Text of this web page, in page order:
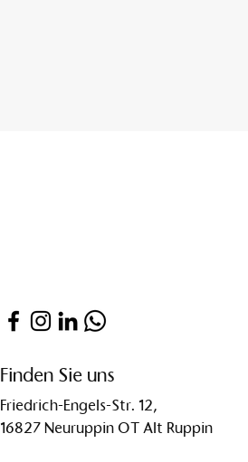
Finden Sie uns
Friedrich-Engels-Str. 12,
16827 Neuruppin OT Alt Ruppin